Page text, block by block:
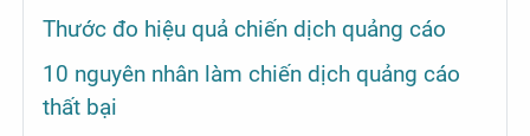
Thước đo hiệu quả chiến dịch quảng cáo
10 nguyên nhân làm chiến dịch quảng cáo
thất bại